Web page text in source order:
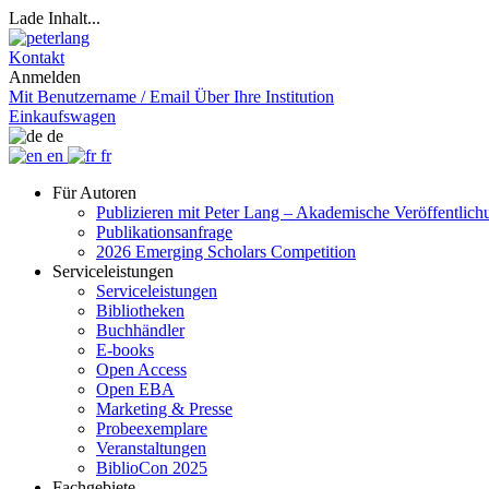
Lade Inhalt...
Kontakt
Anmelden
Mit Benutzername / Email Über Ihre Institution
Einkaufswagen
de
en
fr
Für Autoren
Publizieren mit Peter Lang – Akademische
Publikationsanfrage
2026 Emerging Scholars Competition
Serviceleistungen
Serviceleistungen
Bibliotheken
Buchhändler
E-books
Open Access
Open EBA
Marketing & Presse
Probeexemplare
Veranstaltungen
BiblioCon 2025